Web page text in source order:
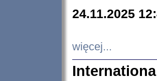
24.11.2025
więcej...